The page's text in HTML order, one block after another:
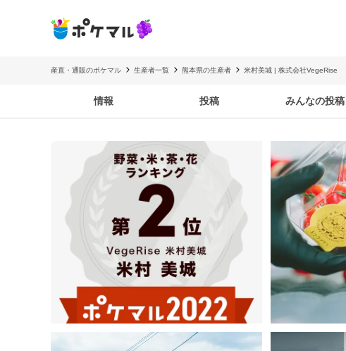
産直・通販のポケマル 生産者一覧 熊本県の生産者 米村美城 | 株式会社VegeRise
情報 投稿 みんなの投稿